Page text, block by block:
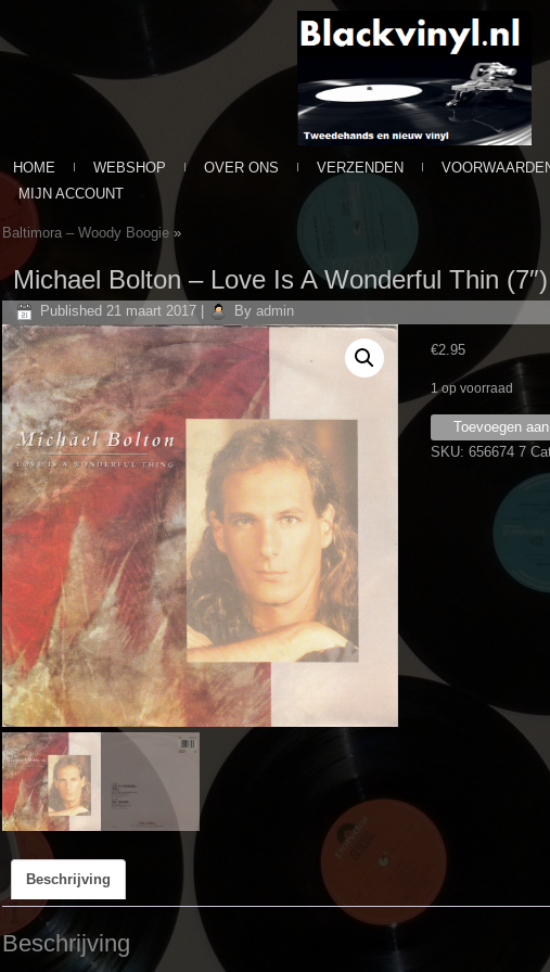
HOME WEBSHOP OVER ONS VERZENDEN
MIJN ACCOUNT
Baltimora ‎– Woody Boogie»
Michael Bolton ‎– Love Is A Wonderful Thin (7″)
Published 21 maart 2017| By admin
€2.95
1 op voorraad
Michael
Bolton
Toevoegen
SKU: 656674 7
Beschrijving
Beschrijving